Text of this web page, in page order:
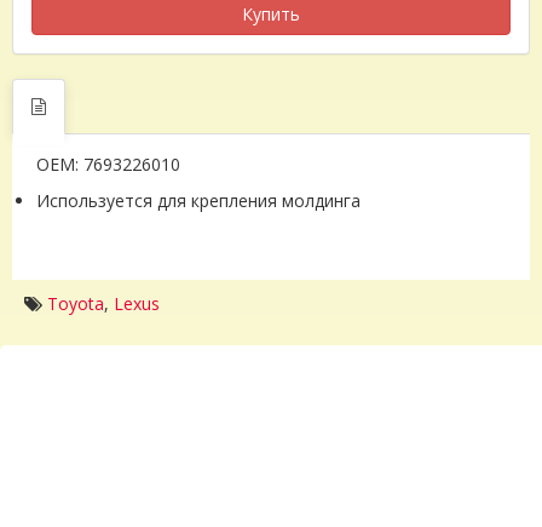
Купить
OEM: 7693226010
Используется для крепления молдинга
Toyota, Lexus